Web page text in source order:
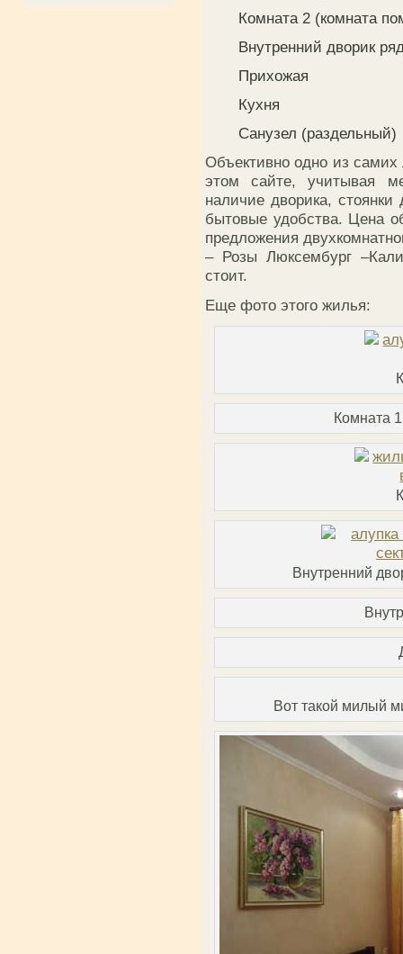
Комната 2 (комната
Внутренний дворик
Прихожая
Кухня
Санузел (раздельный)
Объективно одно из
этом сайте, учитывая
наличие дворика,
бытовые удобства. Цена
предложения
– Розы Люксембург
стоит.
Еще фото этого жилья:
Комната
Внутренний
Вот такой милый